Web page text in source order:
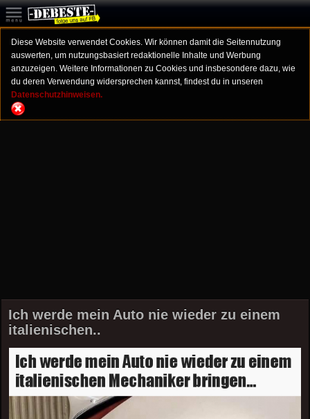
Diese Website verwendet Cookies. Wir können damit die Seitennutzung
auswerten, um nutzungsbasiert redaktionelle Inhalte und Werbung
anzuzeigen. Weitere Informationen zu Cookies und insbesondere dazu, wie
du deren Verwendung widersprechen kannst, findest du in unseren
Datenschutzhinweisen.
Ich werde mein Auto nie wieder zu einem
italienischen..